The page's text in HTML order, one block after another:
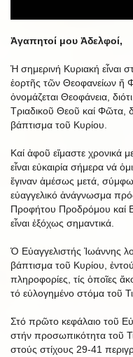
Ἀγαπητοί μου Ἀδελφοί,
Ἡ σημερινή Κυριακή εἶναι
ἑορτῆς τῶν Θεοφανείων ἤ
ὀνομάζεται Θεοφάνεια,
Τριαδικοῦ Θεοῦ καί Φῶτα,
βάπτισμα τοῦ Κυρίου.
Καί ἀφοῦ εἴμαστε χρονικά
εἶναι εὐκαιρία σήμερα νά
ἔγιναν ἀμέσως μετά,
εὐαγγελικό ἀνάγνωσμα
Προφήτου Προδρόμου καί
εἶναι ἐξόχως σημαντικά.
Ὁ Εὐαγγελιστής Ἰωάννης
βάπτισμα τοῦ Κυρίου,
πληροφορίες, τίς ὁποῖες
τό εὐλογημένο στόμα τοῦ
Στό πρῶτο κεφάλαιο τοῦ
στήν προσωπικότητα τοῦ
στούς στίχους 29-41